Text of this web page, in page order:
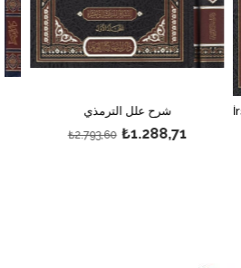
شرح علل الترمذي
₺1.288,71
₺2.793,60